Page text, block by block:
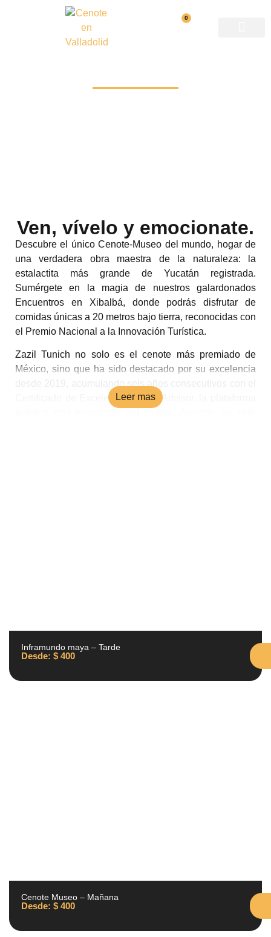
0
Reservaciones
Ven, vívelo y emocionate.
Descubre el único Cenote-Museo del mundo, hogar de
una verdadera obra maestra de la naturaleza: la
estalactita más grande de Yucatán registrada.
Sumérgete en la magia de nuestros galardonados
Encuentros en Xibalbá, donde podrás disfrutar de
comidas únicas a 20 metros bajo tierra, reconocidas con
el Premio Nacional a la Innovación Turística.
Zazil Tunich no solo es el cenote más premiado de
México, sino que ha sido destacado por su excelencia
Certificado de Excelencia de TripAdvisor, la plataforma
Leer mas
Inframundo maya – Tarde
Desde: $ 400
Cenote Museo – Mañana
Desde: $ 400